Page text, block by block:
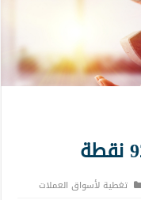
تغطية لأسواق العملات